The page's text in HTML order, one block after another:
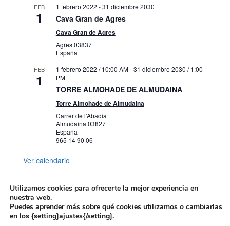
FEB
1
1 febrero 2022 -31 diciembre 2030
Cava Gran de Agres
Cava Gran de Agres
Agres03837
España
FEB
1
1 febrero 2022 / 10:00 AM-31 diciembre 2030 / 1:00
PM
TORRE ALMOHADE DE ALMUDAINA
Torre Almohade de Almudaina
Carrer de l'Abadia
Almudaina 03827
España
965 14 90 06
Ver calendario
Mapa web
Política de Privacidad
Politica de cookies
Utilizamos cookies para ofrecerte la mejor experiencia en
nuestra web.
Puedes aprender más sobre qué cookies utilizamos o cambiarlas
en los {setting]ajustes{/setting].